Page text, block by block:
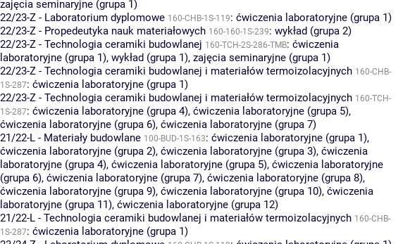
zajęcia seminaryjne (grupa 1)
22/23-Z - Laboratorium dyplomowe 160-CHB-1S-119: ćwiczenia laboratoryjne (grupa 1)
22/23-Z - Propedeutyka nauk materiałowych 160-160-1S-239: wykład (grupa 2)
22/23-Z - Technologia ceramiki budowlanej 160-TCH-2S-286-TMB: ćwiczenia
laboratoryjne (grupa 1), wykład (grupa 1), zajęcia seminaryjne (grupa 1)
22/23-Z - Technologia ceramiki budowlanej i materiałów termoizolacyjnych 160-CHB-
1S-287: ćwiczenia laboratoryjne (grupa 1)
22/23-Z - Technologia ceramiki budowlanej i materiałów termoizolacyjnych 160-TCH-
1S-287: ćwiczenia laboratoryjne (grupa 4), ćwiczenia laboratoryjne (grupa 5),
ćwiczenia laboratoryjne (grupa 6), ćwiczenia laboratoryjne (grupa 7)
21/22-L - Materiały budowlane 100-BUD-1S-163: ćwiczenia laboratoryjne (grupa 1),
ćwiczenia laboratoryjne (grupa 2), ćwiczenia laboratoryjne (grupa 3), ćwiczenia
laboratoryjne (grupa 4), ćwiczenia laboratoryjne (grupa 5), ćwiczenia laboratoryjne
(grupa 6), ćwiczenia laboratoryjne (grupa 7), ćwiczenia laboratoryjne (grupa 8),
ćwiczenia laboratoryjne (grupa 9), ćwiczenia laboratoryjne (grupa 10), ćwiczenia
laboratoryjne (grupa 11), ćwiczenia laboratoryjne (grupa 12)
21/22-L - Technologia ceramiki budowlanej i materiałów termoizolacyjnych 160-CHB-
1S-287: ćwiczenia laboratoryjne (grupa 1)